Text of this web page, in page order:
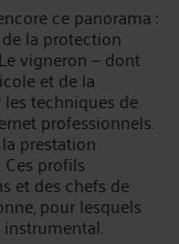
ce panorama :
la protection
vigneron — dont
et de la
techniques de
professionnels.
prestation
profils
et des chefs de
pour lesquels